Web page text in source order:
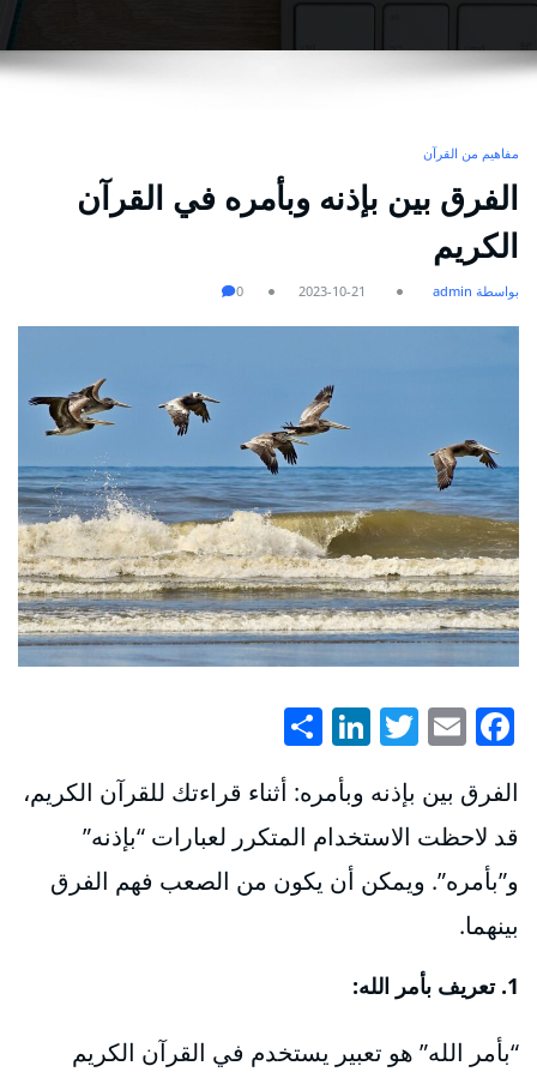
مفاهيم من القرآن
الفرق بين بإذنه وبأمره في القرآن
الكريم
بواسطة admin 2023-10-21
0
Facebook
Email
Twitter
LinkedIn
الفرق بين بإذنه وبأمره: أثناء قراءتك للقرآن الكريم،
قد لاحظت الاستخدام المتكرر لعبارات “بإذنه”
و”بأمره”. ويمكن أن يكون من الصعب فهم الفرق
بينهما.
1. تعريف بأمر الله:
“بأمر الله” هو تعبير يستخدم في القرآن الكريم